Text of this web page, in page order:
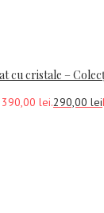
cu cristale –
lei.290,00 lei